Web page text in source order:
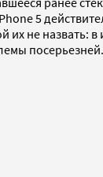
5
их не назвать:
посерьезней.